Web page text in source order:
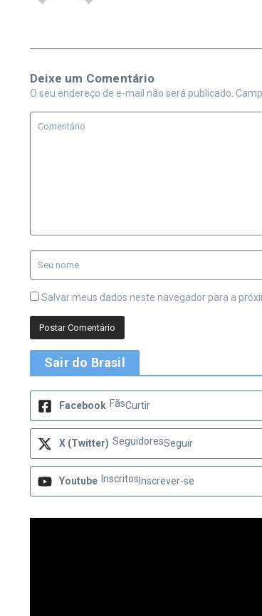
Deixe um Comentário
O seu endereço de e-mail não será publicado.
Salvar meus dados neste navegador para a
Sair do Brasil
Facebook FãsCurtir
X (Twitter) SeguidoresSeguir
Youtube Inscritos Inscrever-se